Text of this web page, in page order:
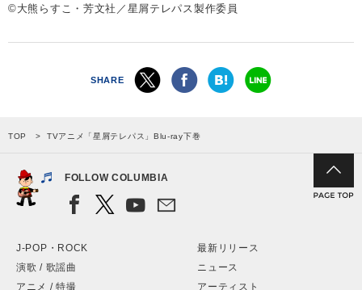
©大熊らすこ・芳文社／星屑テレパス製作委員
SHARE
TOP TVアニメ「星屑テレパス」Blu-ray下巻
FOLLOW COLUMBIA
J-POP・ROCK
演歌 / 歌謡曲
アニメ / 特撮
最新リリース
ニュース
アーティスト